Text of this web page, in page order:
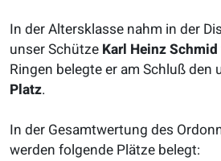
In der Altersklasse nahm in der
unser Schütze Karl Heinz Schmid
Ringen belegte er am Schluß den
Platz.
In der Gesamtwertung des
werden folgende Plätze belegt: